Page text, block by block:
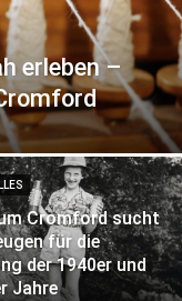
erleben –
Cromford sucht
für die
der 1940er und
Jahre